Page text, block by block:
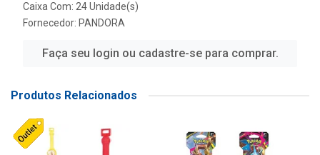
Caixa Com: 24 Unidade(s)
Fornecedor: PANDORA
Faça seu login ou cadastre-se para comprar.
Produtos Relacionados